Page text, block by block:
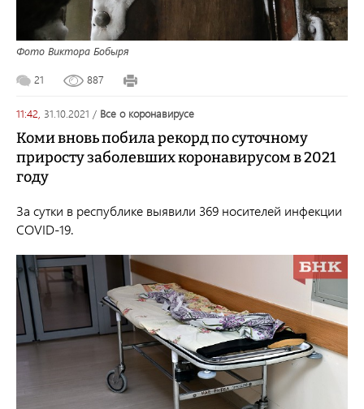
Фото Виктора Бобыря
21 887
11:42, 31.10.2021 / все о коронавирусе
Коми вновь побила рекорд по суточному
приросту заболевших коронавирусом в 2021
году
За сутки в республике выявили 369 носителей инфекции
COVID-19.